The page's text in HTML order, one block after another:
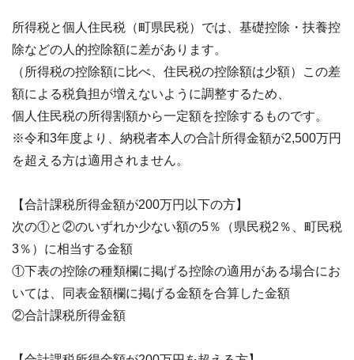
所得税と個人住民税（町県民税）では、基礎控除・扶養控
除などの人的控除額に差があります。
（所得税の控除額に比べ、住民税の控除額は少額）この差
額による税負担が増えないように調整するため、
個人住民税の所得割額から一定額を控除するものです。
※令和3年度より、納税者本人の合計所得金額が2,500万円
を超える方は適用されません。
【合計課税所得金額が200万円以下の方】
次の①と②のいずれか少ない額の5％（県民税2％、町民税
3％）に相当する金額
①下表の控除の種類欄に掲げる控除の適用がある場合にお
いては、同表金額欄に掲げる金額を合算した金額
②合計課税所得金額